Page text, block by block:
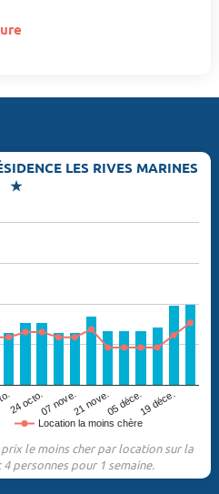
LES RIVES MARINES
★
Location la moins chère
24 octo.07 nove.21 nove.05 déce.19 déce.
le moins cher par location sur la
personnes pour 1 semaine.